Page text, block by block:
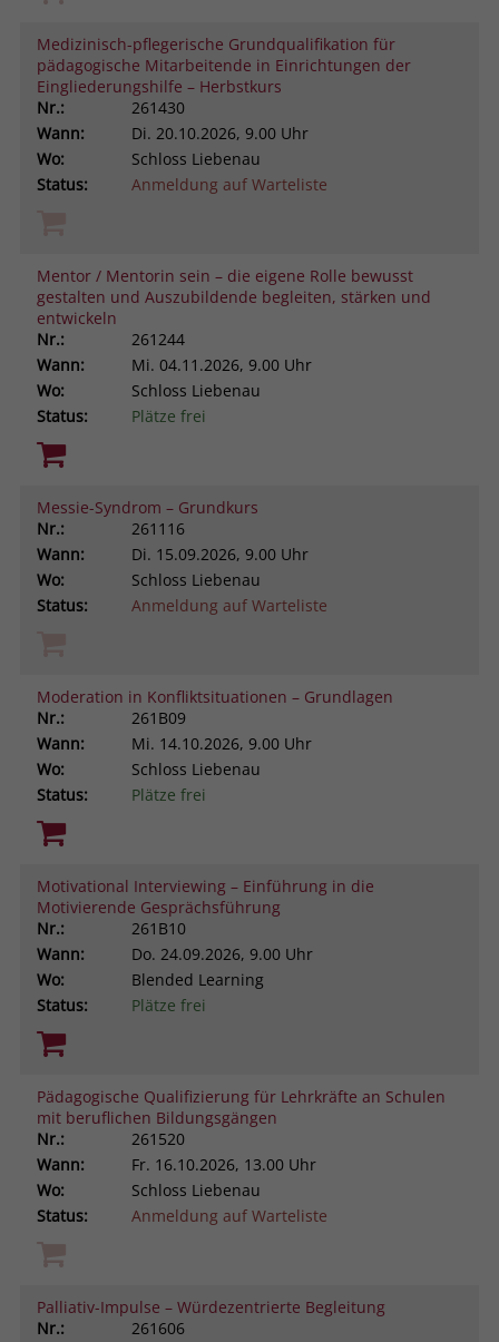
Medizinisch-pflegerische Grundqualifikation für
pädagogische Mitarbeitende in Einrichtungen der
Eingliederungshilfe – Herbstkurs
Nr.:
261430
Wann:
Di. 20.10.2026, 9.00 Uhr
Wo:
Schloss Liebenau
Status:
Anmeldung auf Warteliste
Mentor / Mentorin sein – die eigene Rolle bewusst
gestalten und Auszubildende begleiten, stärken und
entwickeln
Nr.:
261244
Wann:
Mi. 04.11.2026, 9.00 Uhr
Wo:
Schloss Liebenau
Status:
Plätze frei
Messie-Syndrom – Grundkurs
Nr.:
261116
Wann:
Di. 15.09.2026, 9.00 Uhr
Wo:
Schloss Liebenau
Status:
Anmeldung auf Warteliste
Moderation in Konfliktsituationen – Grundlagen
Nr.:
261B09
Wann:
Mi. 14.10.2026, 9.00 Uhr
Wo:
Schloss Liebenau
Status:
Plätze frei
Motivational Interviewing – Einführung in die
Motivierende Gesprächsführung
Nr.:
261B10
Wann:
Do. 24.09.2026, 9.00 Uhr
Wo:
Blended Learning
Status:
Plätze frei
Pädagogische Qualifizierung für Lehrkräfte an Schulen
mit beruflichen Bildungsgängen
Nr.:
261520
Wann:
Fr. 16.10.2026, 13.00 Uhr
Wo:
Schloss Liebenau
Status:
Anmeldung auf Warteliste
Palliativ-Impulse – Würdezentrierte Begleitung
Nr.:
261606